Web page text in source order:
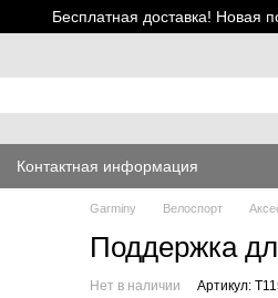
Бесплатная доставка! Новая
Контактная информация
Garminy Велоспорт
Поддержка
Нет в наличии Артикул: